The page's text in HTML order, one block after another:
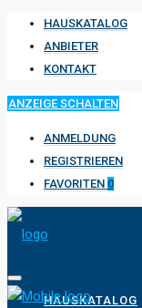
HAUSKATALOG
ANBIETER
KONTAKT
ANZEIGE SCHALTEN
ANMELDUNG
REGISTRIEREN
FAVORITEN 0
HAUSKATALOG